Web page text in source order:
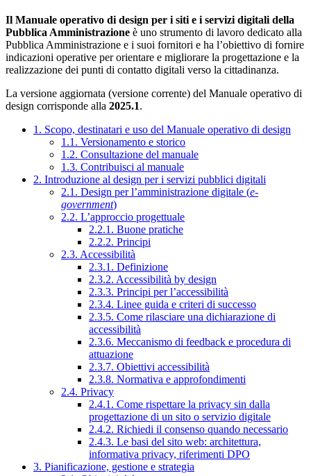
Il Manuale operativo di design per i siti e i servizi digitali della
Pubblica Amministrazione è uno strumento di lavoro dedicato alla
Pubblica Amministrazione e i suoi fornitori e ha l’obiettivo di fornire
indicazioni operative per orientare e migliorare la progettazione e la
realizzazione dei punti di contatto digitali verso la cittadinanza.
La versione aggiornata (versione corrente) del Manuale operativo di
design corrisponde alla 2025.1.
1. Scopo, destinatari e uso del Manuale operativo di design
1.1. Versionamento e storico
1.2. Consultazione del manuale
1.3. Contribuisci al manuale
2. Introduzione al design per i servizi pubblici digitali
2.1. Design per l’amministrazione digitale (e-
government)
2.2. L’approccio progettuale
2.2.1. Buone pratiche
2.2.2. Principi
2.3. Accessibilità
2.3.1. Definizione
2.3.2. Accessibilità by design
2.3.3. Principi per l’accessibilità
2.3.4. Linee guida e criteri di successo
2.3.5. Come rilasciare una dichiarazione di
accessibilità
2.3.6. Meccanismo di feedback e procedura di
attuazione
2.3.7. Obiettivi accessibilità
2.3.8. Normativa e approfondimenti
2.4. Privacy
2.4.1. Come rispettare la privacy sin dalla
progettazione di un sito o servizio digitale
2.4.2. Richiedi il consenso quando necessario
2.4.3. Le basi del sito web: architettura,
informativa privacy, riferimenti DPO
3. Pianificazione, gestione e strategia